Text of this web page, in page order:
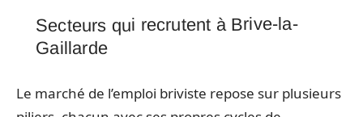
Secteurs qui recrutent à Brive-la-
Gaillarde
Le marché de l’emploi briviste repose sur plusieurs